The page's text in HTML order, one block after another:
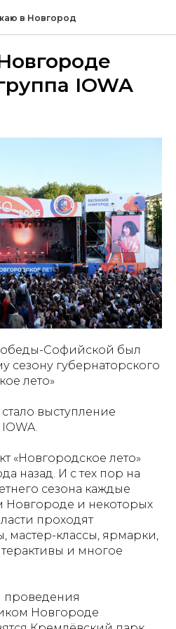
в Новгород
IOWA
Софийской был
сезону губернаторского
лето»
выступление
«Новгородское лето»
назад. И с тех пор на
сезона каждые
Новгороде и некоторых
проходят
мастер-классы, ярмарки,
и многое
Новгороде